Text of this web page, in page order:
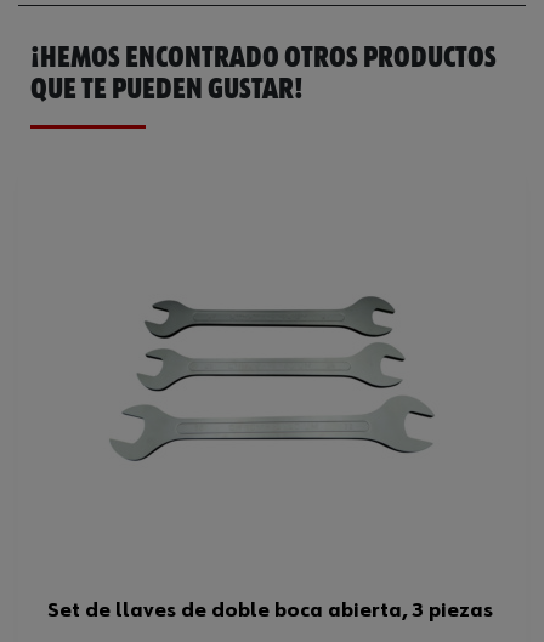
Peso del producto (por artículo) 820.000 g
Catálogo General 1952001388
¡HEMOS ENCONTRADO OTROS PRODUCTOS
QUE TE PUEDEN GUSTAR!
Set de llaves de doble boca abierta, 3 piezas